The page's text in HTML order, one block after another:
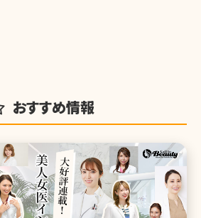
おすすめ情報